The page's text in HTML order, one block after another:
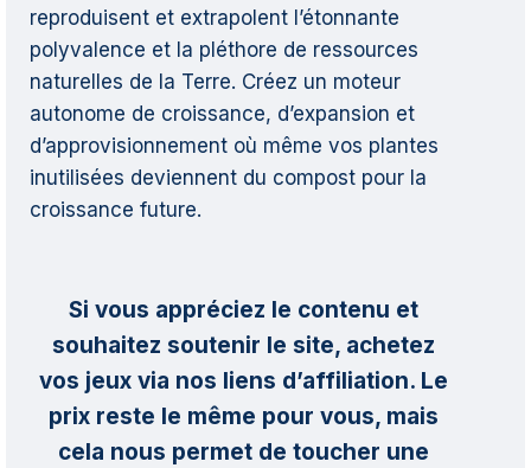
reproduisent et extrapolent l’étonnante
polyvalence et la pléthore de ressources
naturelles de la Terre. Créez un moteur
autonome de croissance, d’expansion et
d’approvisionnement où même vos plantes
inutilisées deviennent du compost pour la
croissance future.
Si vous appréciez le contenu et
souhaitez soutenir le site, achetez
vos jeux via nos liens d’affiliation. Le
prix reste le même pour vous, mais
cela nous permet de toucher une